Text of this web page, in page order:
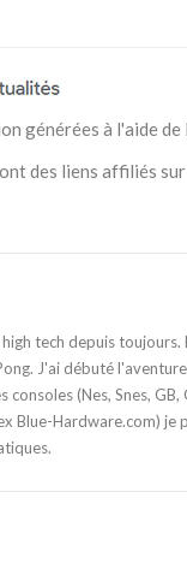
générées à l'aide de
des liens affiliés
tech depuis
J'ai débuté
(Nes, Snes, GB,
Blue-Hardware.com)